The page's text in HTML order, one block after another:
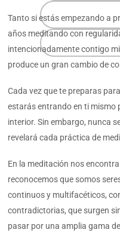
Tanto si estás empezando a
años meditando con
intencionadamente contigo
produce un gran cambio de
Cada vez que te preparas
estarás entrando en ti mismo
interior. Sin embargo, nunca
revelará cada práctica de
En la meditación nos
reconocemos que somos
continuos y multifacéticos,
contradictorias, que surgen
pasar por una amplia gama